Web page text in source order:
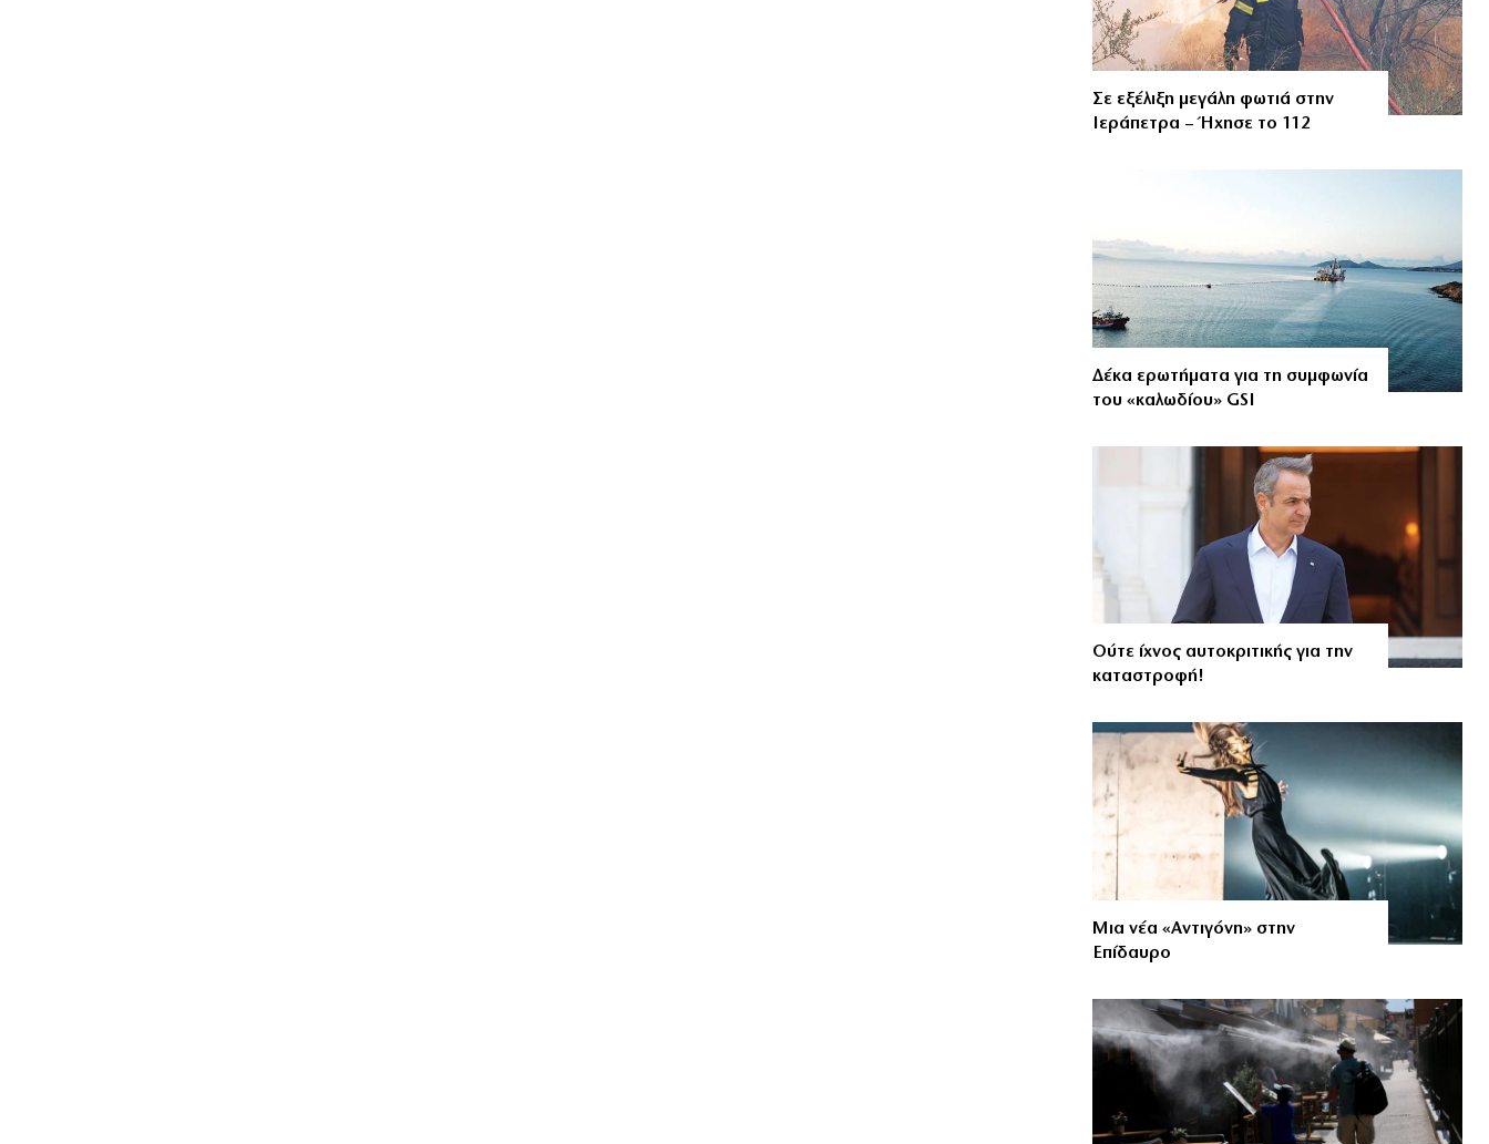
Σε εξέλιξη μεγάλη φωτιά στην
Ιεράπετρα – Ήχησε το 112
Δέκα ερωτήματα για τη συμφωνία
του «καλωδίου» GSI
Ούτε ίχνος αυτοκριτικής για την
καταστροφή!
Μια νέα «Αντιγόνη» στην
Επίδαυρο